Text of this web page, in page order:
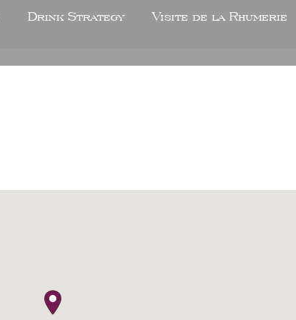
Drink Strategy Visite de la Rhumerie